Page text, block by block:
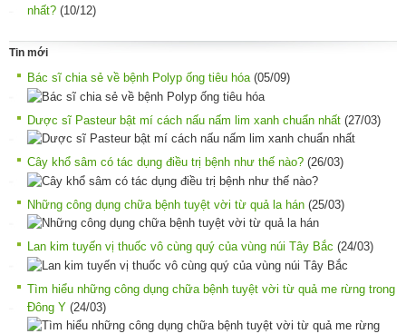
nhất? (10/12)
Tin mới
Bác sĩ chia sẻ về bệnh Polyp ống tiêu hóa(05/09)
Dược sĩ Pasteur bật mí cách nấu nấm lim xanh chuẩn nhất (27/03)
Cây khổ sâm có tác dụng điều trị bệnh như thế nào? (26/03)
Những công dụng chữa bệnh tuyệt vời từ quả la hán (25/03)
Lan kim tuyến vị thuốc vô cùng quý của vùng núi Tây Bắc (24/03)
Tìm hiểu những công dụng chữa bệnh tuyệt vời từ quả me rừng trong
Đông Y (24/03)